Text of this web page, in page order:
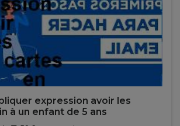
expression avoir les
à un enfant de 5 ans